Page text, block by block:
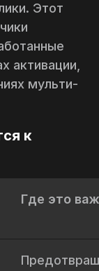
Этот
активации,
мульти-
к
Где это